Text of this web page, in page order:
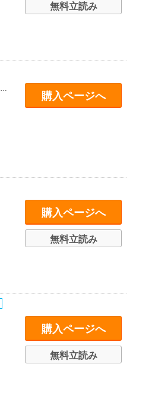
無料立読み
深木サキ
購入ページへ
購入ページへ
無料立読み
購入ページへ
無料立読み